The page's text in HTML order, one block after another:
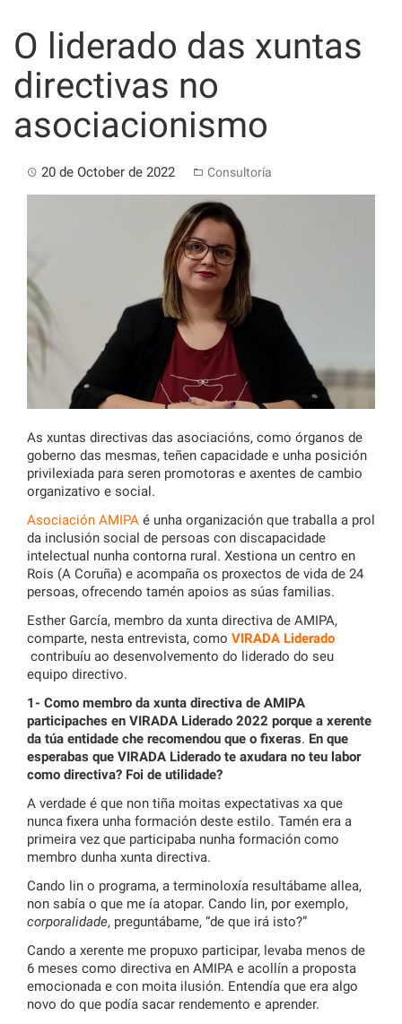
content
O liderado das xuntas
directivas no
asociacionismo
20 de October de 2022 Consultoría
As xuntas directivas das asociacións, como órganos de
goberno das mesmas, teñen capacidade e unha posición
privilexiada para seren promotoras e axentes de cambio
organizativo e social.
Asociación AMIPA é unha organización que traballa a prol
da inclusión social de persoas con discapacidade
intelectual nunha contorna rural. Xestiona un centro en
Rois (A Coruña) e acompaña os proxectos de vida de 24
persoas, ofrecendo tamén apoios as súas familias.
Esther García, membro da xunta directiva de AMIPA,
comparte, nesta entrevista, como VIRADA Liderado
contribuíu ao desenvolvemento do liderado do seu
equipo directivo.
1- Como membro da xunta directiva de AMIPA
participaches en VIRADA Liderado 2022 porque a xerente
da túa entidade che recomendou que o fixeras. En que
esperabas que VIRADA Liderado te axudara no teu labor
como directiva? Foi de utilidade?
A verdade é que non tiña moitas expectativas xa que
nunca fixera unha formación deste estilo. Tamén era a
primeira vez que participaba nunha formación como
membro dunha xunta directiva.
Cando lin o programa, a terminoloxía resultábame allea,
non sabía o que me ía atopar. Cando lin, por exemplo,
corporalidade, preguntábame, “de que irá isto?”
Cando a xerente me propuxo participar, levaba menos de
6 meses como directiva en AMIPA e acollín a proposta
emocionada e con moita ilusión. Entendía que era algo
novo do que podía sacar rendemento e aprender.